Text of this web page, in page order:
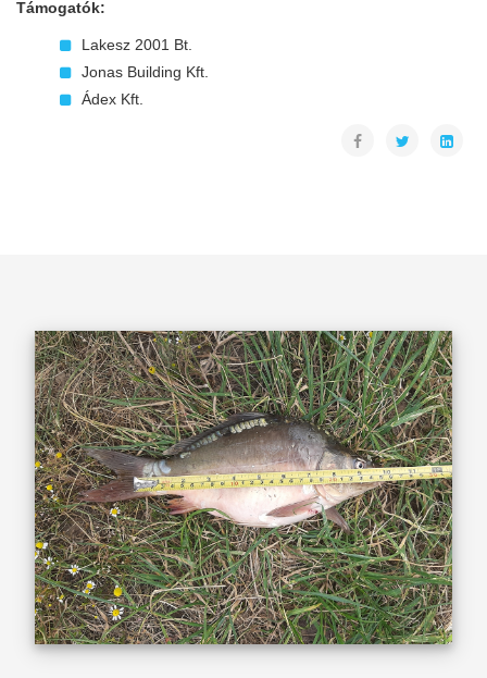
Támogatók:
Lakesz 2001 Bt.
Jonas Building Kft.
Ádex Kft.